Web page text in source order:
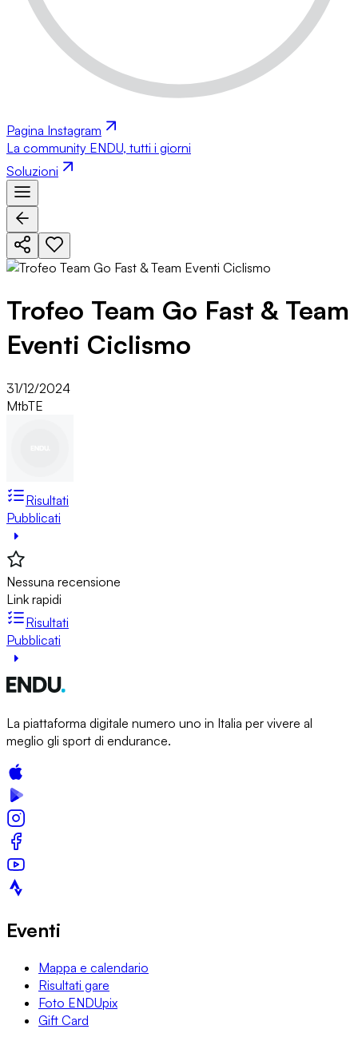
Pagina Instagram
La community ENDU, tutti i giorni
Soluzioni
Trofeo Team Go Fast & Team
Eventi Ciclismo
31/12/2024
MtbTE
Risultati
Pubblicati
Nessuna recensione
Link rapidi
Risultati
Pubblicati
La piattaforma digitale numero uno in Italia per vivere al
meglio gli sport di endurance.
Eventi
Mappa e calendario
Risultati gare
Foto ENDUpix
Gift Card